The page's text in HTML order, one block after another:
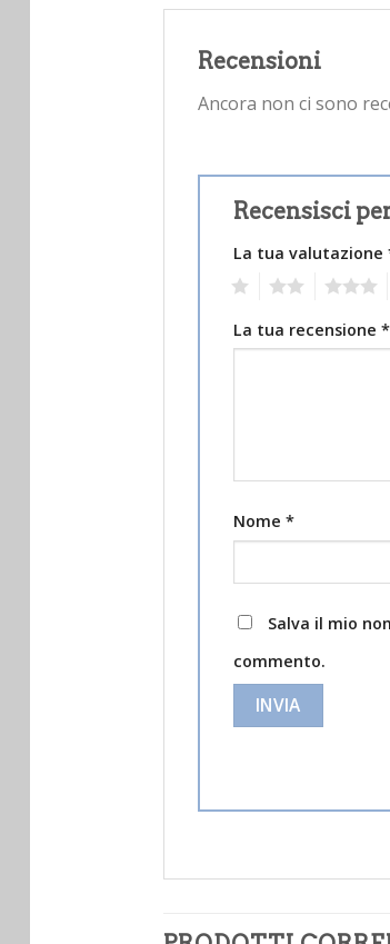
Recensioni
Ancora non ci sono
Recensisci
La tua valutazione
La tua recensione *
Nome *
Salva il mio
commento.